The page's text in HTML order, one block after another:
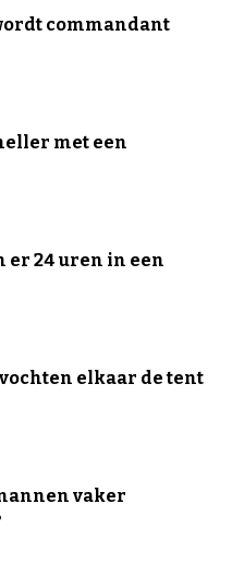
commandant
met een
er 24 uren in een
elkaar de tent
vaker